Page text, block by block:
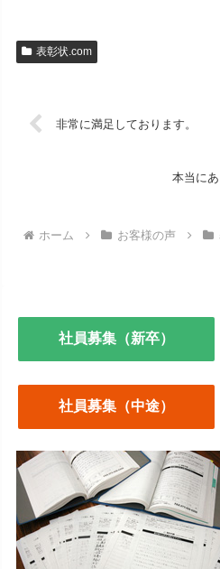
表彰状.com
非常に満足しております。
本当に
ホーム お客様の声
社員募集（新卒）
社員募集（中途）